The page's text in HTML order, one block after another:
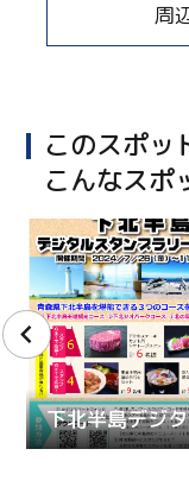
周
このスポッ
こんなスポ